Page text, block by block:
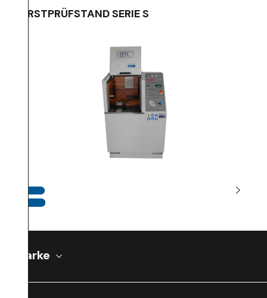
BERSTPRÜFSTAND SERIE S
Marke